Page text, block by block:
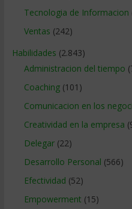
Tecnologia de Informacion
Ventas (242)
Habilidades (2.843)
Administracion del tiempo
Coaching(101)
Comunicacion en los
Creatividad en la empresa
Delegar(22)
Desarrollo Personal (566)
Efectividad (52)
Empowerment (15)